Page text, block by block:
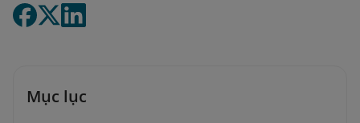
Mục lục